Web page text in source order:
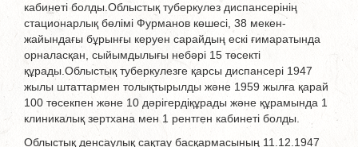
кабинеті болды.Облыстық туберкулез диспансерінің
стационарлық бөлімі Фурманов көшесі, 38 мекен-
жайындағы бұрынғы керуен сарайдың ескі ғимаратында
орналасқан, сыйымдылығы небәрі 15 төсекті
құрады.Облыстық туберкулезге қарсы диспансері 1947
жылы штаттармен толықтырылды және 1959 жылға қарай
100 төсекпен және 10 дәрігердіқұрады және құрамында 1
клиникалық зертхана мен 1 рентген кабинеті болды.
Облыстық денсаулық сақтау басқармасының 11.12.1947